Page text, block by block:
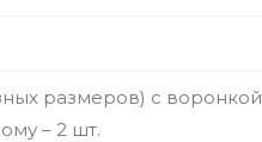
размеров) с воронкой
– 2 шт.